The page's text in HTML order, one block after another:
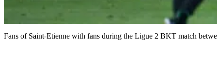
Fans of Saint-Etienne with fans during the Ligue 2 BKT match